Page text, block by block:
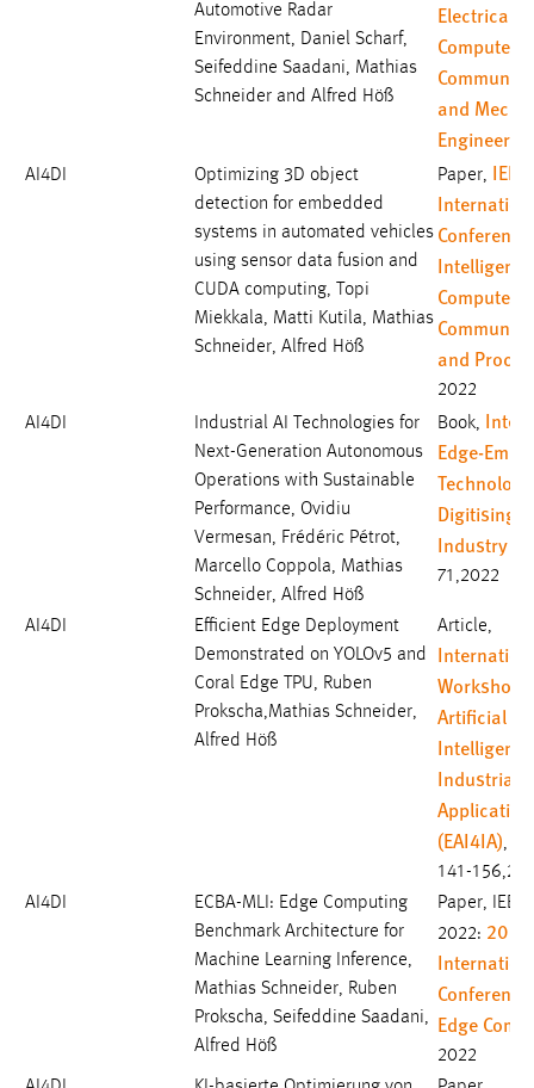
Automotive Radar
Environment, Daniel Scharf,
Seifeddine Saadani, Mathias
Schneider and Alfred Höß
Electrical,
Computer,
and
AI4DI
Optimizing 3D object
detection for embedded
systems in automated vehicles
using sensor data fusion and
CUDA computing, Topi
Miekkala, Matti Kutila, Mathias
Schneider, Alfred Höß
Paper,
Intelligent
Computer
and
2022
AI4DI
Industrial AI Technologies for
Next-Generation Autonomous
Operations with Sustainable
Performance, Ovidiu
Vermesan, Frédéric Pétrot,
Marcello Coppola, Mathias
Schneider, Alfred Höß
Book,
Edge-
Digitising
Industry
71,2022
AI4DI
Efficient Edge Deployment
Demonstrated on YOLOv5 and
Coral Edge TPU, Ruben
Prokscha,Mathias Schneider,
Alfred Höß
Article,
Workshop
Artificial
Industrial
(EAI4IA),
141-
AI4DI
ECBA-MLI: Edge Computing
Benchmark Architecture for
Machine Learning Inference,
Mathias Schneider, Ruben
Prokscha, Seifeddine Saadani,
Alfred Höß
Paper, IEEE
2022: 2022
Edge
2022